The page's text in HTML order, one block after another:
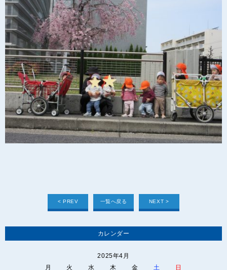
< PREV 一覧へ戻る NEXT >
カレンダー
2025年4月
月
火 水 木 金 土 日